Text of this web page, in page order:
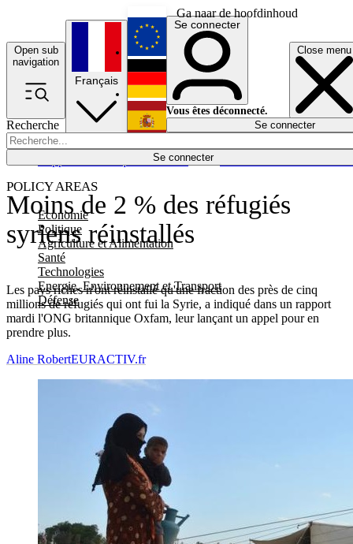
Ga naar de hoofdinhoud
Open sub
navigation
Close menu
Recherche
Se connecter
POLICY AREAS
Economie
Politique
Agriculture et Alimentation
Santé
Technologies
Energie, Environnement et Transport
Défense
Économie
Français
English
Deutsch
Español
Se connecter
Vous êtes déconnecté.
Se connecter
Moins de 2 % des réfugiés
syriens réinstallés
Les pays riches n'ont réinstallé qu'une fraction des près de cinq
millions de réfugiés qui ont fui la Syrie, a indiqué dans un rapport
mardi l'ONG britannique Oxfam, leur lançant un appel pour en
prendre plus.
Aline RobertEURACTIV.fr